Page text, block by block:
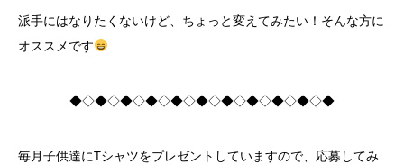
派手にはなりたくないけど、ちょっと変えてみたい！そんな方に
オススメです
◆◇◆◇◆◇◆◇◆◇◆◇◆◇◆◇◆◇◆◇◆
毎月子供達にTシャツをプレゼントしていますので、応募してみ